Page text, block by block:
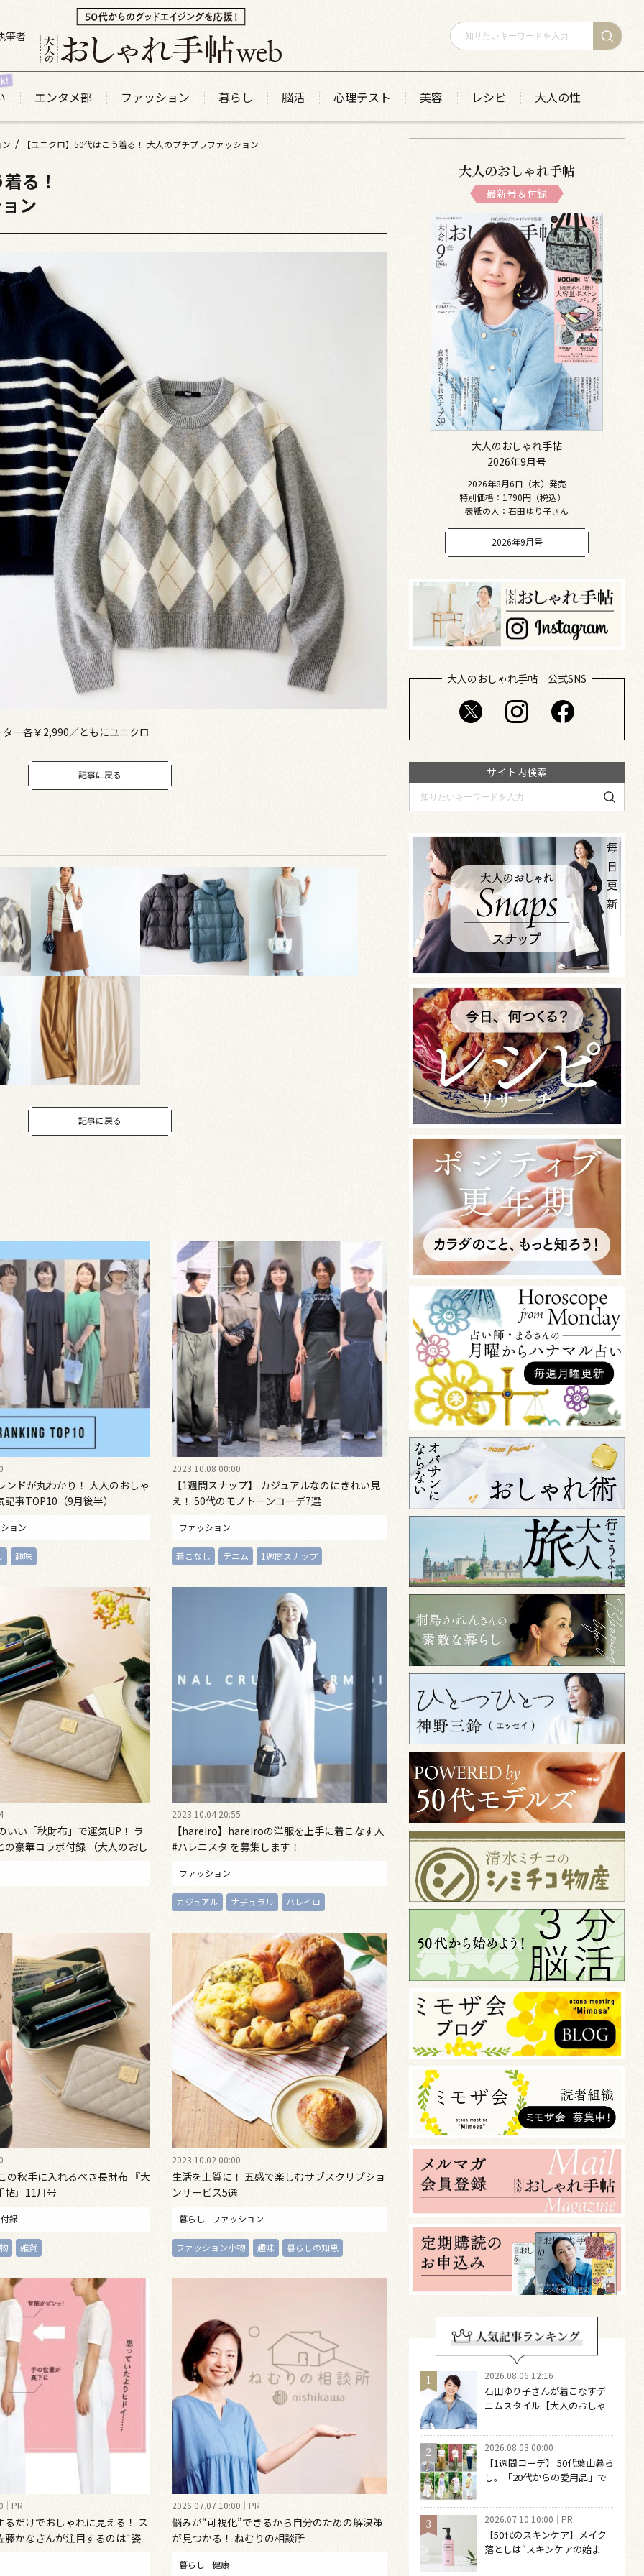
筆者
エンタメ部 ファッション 暮らし 脳活 心理テスト 美容 レシピ 大人の性
【ユニクロ】50代はこう着る！ 大人のプチプラファッション
る！
ン
ー各￥2,990／ともにユニクロ
記事に戻る
記事に戻る
ンドが丸わかり！ 大人のおしゃ
事TOP10（9月後半）
ョン
趣味
2023.10.08 00:00
【1週間スナップ】 カジュアルなのにきれい見
え！ 50代のモノトーンコーデ7選
ファッション
着こなし デニム 1週間スナップ
いい「秋財布」で運気UP！ ラ
の豪華コラボ付録 （大人のおし
2023.10.04 20:55
【hareiro】hareiroの洋服を上手に着こなす人
#ハレニスタ を募集します！
ファッション
カジュアル ナチュラル ハレイロ
の秋手に入れるべき長財布 『大
帖』11月号
付録
雑貨
2023.10.02 00:00
生活を上質に！ 五感で楽しむサブスクリプショ
ンサービス5選
暮らし ファッション
ファッション小物 趣味 暮らしの知恵
PR
るだけでおしゃれに見える！ ス
藤かなさんが注目するのは“姿
2026.07.07 10:00 PR
悩みが“可視化”できるから自分のための解決策
が見つかる！ ねむりの相談所
暮らし 健康
大人のおしゃれ手帖
最新号＆付録
大人のおしゃれ手帖
2026年9月号
2026年8月6日（木）発売
特別価格：1790円（税込）
表紙の人：石田ゆり子さん
2026年9月号
大人のおしゃれ手帖 公式SNS
サイト内検索
2026.08.06 12:16
石田ゆり子さんが着こなすデ
ニムスタイル【大人のおしゃ
どファッションは自由になる
2026.08.03 00:00
【1週間コーデ】 50代葉山暮ら
し。「20代からの愛用品」で
～ 桐野恵美さん #022 Emi
Kirino～
2026.07.10 10:00 PR
【50代のスキンケア】メイク
落としは“スキンケアの始ま